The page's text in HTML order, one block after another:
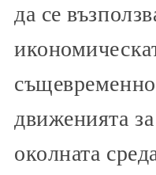
да се
движенията
околната